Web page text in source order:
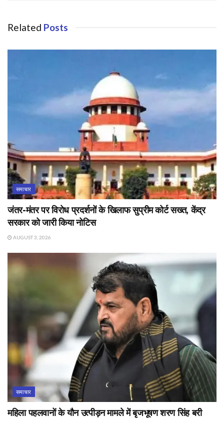
Related Posts
समाचार
जंतर-मंतर पर विरोध प्रदर्शनों के खिलाफ सुप्रीम कोर्ट सख्त, केंद्र
सरकार को जारी किया नोटिस
AUGUST 3, 2026
समाचार
महिला पहलवानों के यौन उत्पीड़न मामले में बृजभूषण शरण सिंह बरी